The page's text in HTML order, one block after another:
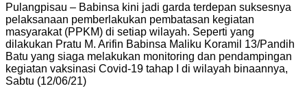
Pulangpisau – Babinsa kini jadi garda terdepan suksesnya
pelaksanaan pemberlakukan pembatasan kegiatan
masyarakat (PPKM) di setiap wilayah. Seperti yang
dilakukan Pratu M. Arifin Babinsa Maliku Koramil 13/Pandih
Batu yang siaga melakukan monitoring dan pendampingan
kegiatan vaksinasi Covid-19 tahap I di wilayah binaannya,
Sabtu (12/06/21)